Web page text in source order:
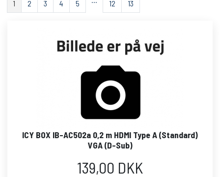
1 2 3 4 5 12 13
ICY BOX IB-AC502a 0,2 m HDMI Type A (Standard)
VGA (D-Sub)
139,00 DKK